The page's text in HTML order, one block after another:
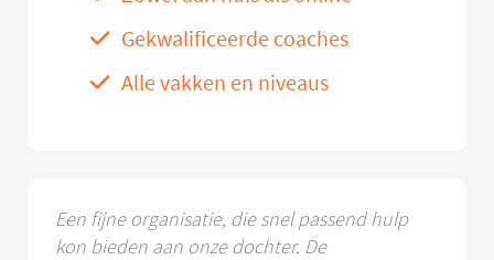
Gekwalificeerde coaches
Alle vakken en niveaus
Een fijne organisatie, die snel passend hulp
kon bieden aan onze dochter. De